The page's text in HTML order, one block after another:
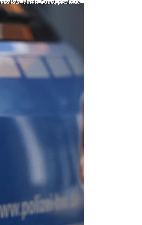
Martin Quast, pixelio.de